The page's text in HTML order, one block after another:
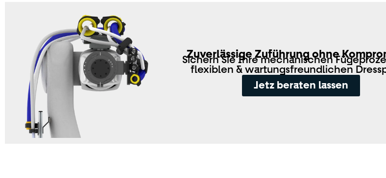
Zuverlässige Zuführung ohne
Sichern Sie Ihre mechanischen
flexiblen & wartungsfreundlichen
Jetz beraten lassen